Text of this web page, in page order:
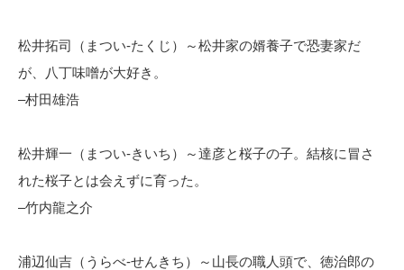
松井拓司（まつい-たくじ）～松井家の婿養子で恐妻家だ
が、八丁味噌が大好き。
–村田雄浩
松井輝一（まつい-きいち）～達彦と桜子の子。結核に冒さ
れた桜子とは会えずに育った。
–竹内龍之介
浦辺仙吉（うらべ-せんきち）～山長の職人頭で、徳治郎の